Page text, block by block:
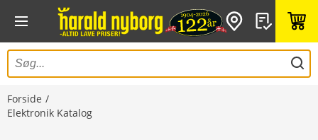
Forside
Elektronik Katalog